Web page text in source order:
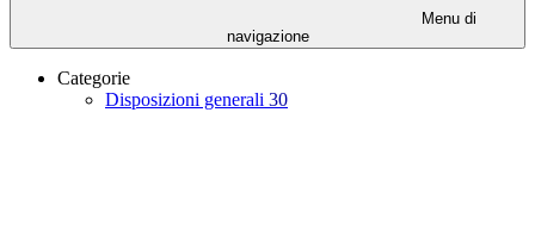
Menu di
navigazione
Categorie
Disposizioni generali 30